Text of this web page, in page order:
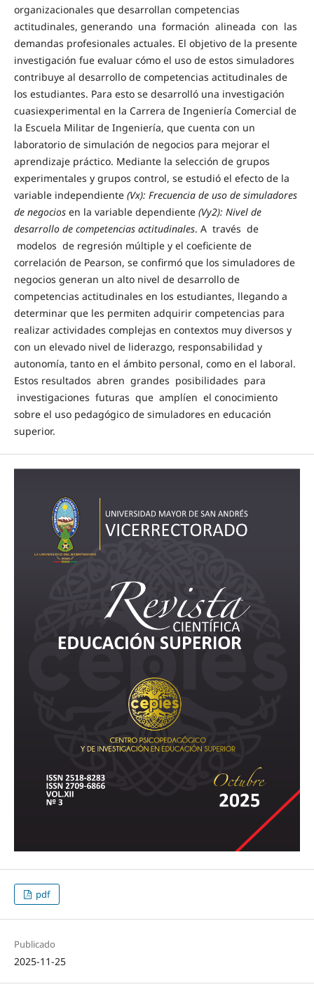
organizacionales que desarrollan competencias
actitudinales, generando una formación alineada con las
demandas profesionales actuales. El objetivo de la presente
investigación fue evaluar cómo el uso de estos simuladores
contribuye al desarrollo de competencias actitudinales de
los estudiantes. Para esto se desarrolló una investigación
cuasiexperimental en la Carrera de Ingeniería Comercial de
la Escuela Militar de Ingeniería, que cuenta con un
laboratorio de simulación de negocios para mejorar el
aprendizaje práctico. Mediante la selección de grupos
experimentales y grupos control, se estudió el efecto de la
variable independiente (Vx): Frecuencia de uso de simuladores
de negocios en la variable dependiente (Vy2): Nivel de
desarrollo de competencias actitudinales. A través de
modelos de regresión múltiple y el coeficiente de
correlación de Pearson, se confirmó que los simuladores de
negocios generan un alto nivel de desarrollo de
competencias actitudinales en los estudiantes, llegando a
determinar que les permiten adquirir competencias para
realizar actividades complejas en contextos muy diversos y
con un elevado nivel de liderazgo, responsabilidad y
autonomía, tanto en el ámbito personal, como en el laboral.
Estos resultados abren grandes posibilidades para
investigaciones futuras que amplíen el conocimiento
sobre el uso pedagógico de simuladores en educación
superior.
pdf
Publicado
2025-11-25